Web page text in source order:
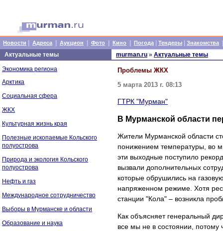
Новости Адреса Аукцион Фото Кино Погода Тендеры Знакомства
Актуальные темы
Экономика региона
Арктика
Социальная сфера
ЖКХ
Культурная жизнь края
Полезные ископаемые Кольского
полуострова
Природа и экология Кольского
полуострова
Нефть и газ
Международное сотрудничество
Выборы в Мурманске и области
Образование и наука
murman.ru » Актуальные темы
Проблемы ЖКХ
5 марта 2013 г. 08:13
ГТРК "Мурман"
В Мурманской области
Жители Мурманской области
понижением температуры, во
эти выходные поступило
вызвали дополнительных
которые обрушились на
напряженном режиме. Хотя
станции "Кола" – возникла
Как объясняет генеральный
все мы не в состоянии, потому